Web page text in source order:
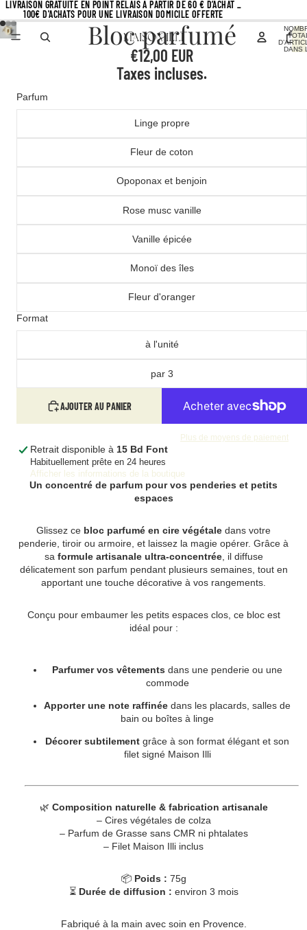
LIVRAISON GRATUITE EN POINT RELAIS À PARTIR DE 60 € D’ACHAT _
100€ D'ACHATS POUR UNE LIVRAISON DOMICILE OFFERTE
DANS
Bloc parfumé
€12,00 EUR
Taxes incluses.
Parfum
Linge propre
Fleur de coton
Opoponax et benjoin
Rose musc vanille
Vanille épicée
Monoï des îles
Fleur d'oranger
Format
à l'unité
par 3
AJOUTER AU PANIER
Plus de moyens de paiement
Retrait disponible à 15 Bd Font
Habituellement prête en 24 heures
Afficher les informations de la boutique
Un concentré de parfum pour vos penderies et petits
espaces
Glissez ce bloc parfumé en cire végétale dans votre
penderie, tiroir ou armoire, et laissez la magie opérer. Grâce à
sa formule artisanale ultra-concentrée, il diffuse
délicatement son parfum pendant plusieurs semaines, tout en
apportant une touche décorative à vos rangements.
Conçu pour embaumer les petits espaces clos, ce bloc est
idéal pour :
Parfumer vos vêtements dans une penderie ou une
commode
Apporter une note raffinée dans les placards, salles de
bain ou boîtes à linge
Décorer subtilement grâce à son format élégant et son
filet signé Maison Illi
🌿 Composition naturelle & fabrication artisanale
– Cires végétales de colza
– Parfum de Grasse sans CMR ni phtalates
– Filet Maison Illi inclus
📦 Poids : 75g
⏳ Durée de diffusion : environ 3 mois
Fabriqué à la main avec soin en Provence.